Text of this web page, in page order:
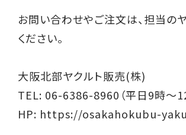
お問い合わせやご注文は、担当の
ください。
大阪北部ヤクルト販売(株)
TEL: 06-6386-8960（平日9時～
HP: https://osakahokubu-